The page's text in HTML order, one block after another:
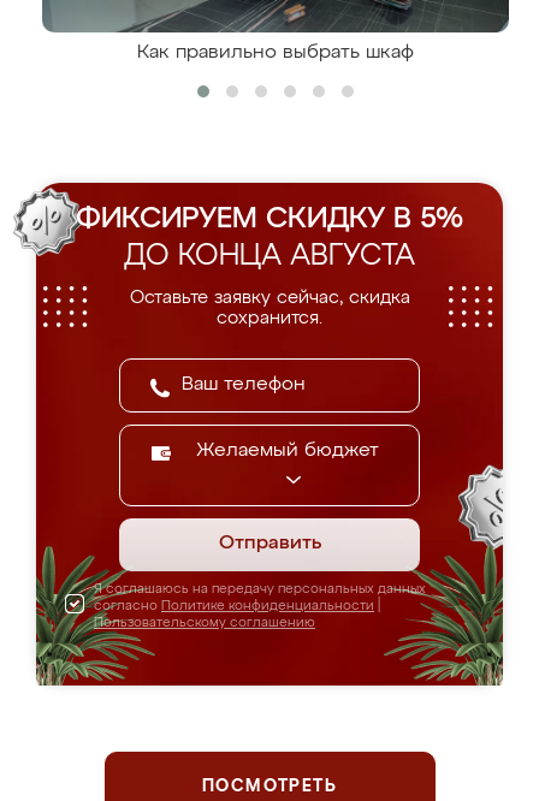
Как правильно выбрать шкаф
ФИКСИРУЕМ СКИДКУ В 5%
ДО КОНЦА АВГУСТА
Оставьте заявку сейчас, скидка
сохранится.
Желаемый бюджет
Отправить
Я соглашаюсь на передачу персональных данных
согласно Политике конфиденциальности
Пользовательскому соглашению
ПОСМОТРЕТЬ